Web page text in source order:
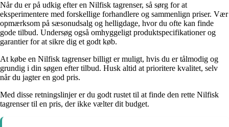
Når du er på udkig efter en Nilfisk tagrenser, så sørg for at
eksperimentere med forskellige forhandlere og sammenlign priser. Vær
opmærksom på sæsonudsalg og helligdage, hvor du ofte kan finde
gode tilbud. Undersøg også omhyggeligt produktspecifikationer og
garantier for at sikre dig et godt køb.
At købe en Nilfisk tagrenser billigt er muligt, hvis du er tålmodig og
grundig i din søgen efter tilbud. Husk altid at prioritere kvalitet, selv
når du jagter en god pris.
Med disse retningslinjer er du godt rustet til at finde den rette Nilfisk
tagrenser til en pris, der ikke vælter dit budget.